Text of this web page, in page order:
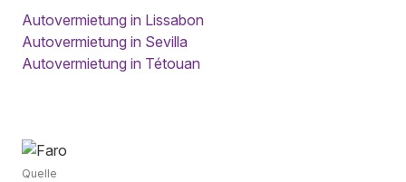
Autovermietung in Lissabon
Autovermietung in Sevilla
Autovermietung in Tétouan
Quelle